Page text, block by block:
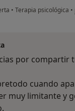
• Terapia psicológica •
por compartir
cuando
muy limitante y